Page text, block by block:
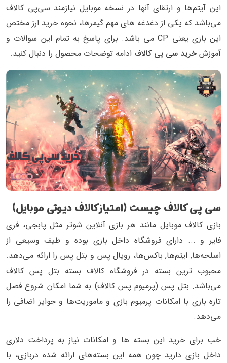
این آیتم‌ها و ارتقای آنها در نسخه موبایل نیازمند سی‌پی کالاف
می‌باشد که یکی از دغدغه های مهم گیمرها، نحوه خرید ارز مختص
این بازی یعنی CP می باشد. برای پاسخ به تمام این سوالات و
آموزش خرید سی پی کالاف ادامه توضحات محصول را دنبال کنید.
سی پی کالاف چیست (امتیاز کالاف دیوتی موبایل)
بازی کالاف موبایل مانند هر بازی آنلاین شوتر مثل پابجی، فری
فایر و ... دارای فروشگاه داخل بازی بوده و طیف وسیعی از
اسلحه‌ها, ایتم‌ها, باکس‌ها، رویال پس و بتل پس را ارائه می‌دهد.
محبوب ترین بسته در فروشگاه کالاف بسته بتل پس کالاف
می‌باشد. بتل پس (پرمیوم پس کالاف) به شما امکان شروع فصل
تازه بازی با امکانات پرمیوم بازی و ماموریت‌ها و جوایز اضافی را
می‌دهد.
خب برای خرید این بسته ها و امکانات نیاز به پرداخت دلاری
داخل بازی دارید چون همه این بسته‌های ارائه شده دربازی، با